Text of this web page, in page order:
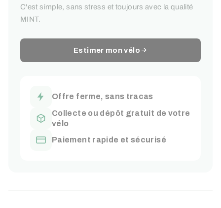
C'est simple, sans stress et toujours avec la qualité
MINT.
Estimer mon vélo
Offre ferme, sans tracas
Collecte ou dépôt gratuit de votre
vélo
Paiement rapide et sécurisé